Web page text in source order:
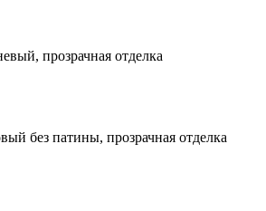
прозрачная отделка
без патины, прозрачная отделка